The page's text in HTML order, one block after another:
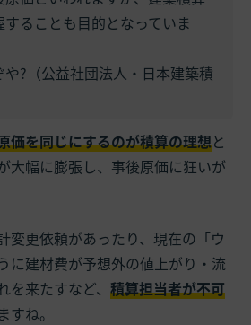
ることも目的となっていま
?（公益社団法人・日本建築積
価を同じにするのが積算の理想と
大幅に膨張し、事後原価に狂いが
変更依頼があったり、現在の「ウ
に建材費が予想外の値上がり・流
来たすなど、 積算担当者が不可
すね。